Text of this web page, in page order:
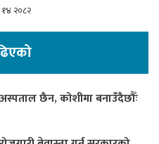
२०८२
छैन, कोशीमा बनाउँदैछौँः